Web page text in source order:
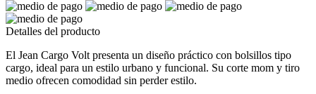
Detalles del producto
El Jean Cargo Volt presenta un diseño práctico con bolsillos tipo
cargo, ideal para un estilo urbano y funcional. Su corte mom y tiro
medio ofrecen comodidad sin perder estilo.